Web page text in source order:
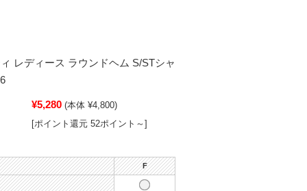
レディース ラウンドヘム S/STシャ
¥5,280 (本体 ¥4,800)
[ポイント還元 52ポイント～]
F